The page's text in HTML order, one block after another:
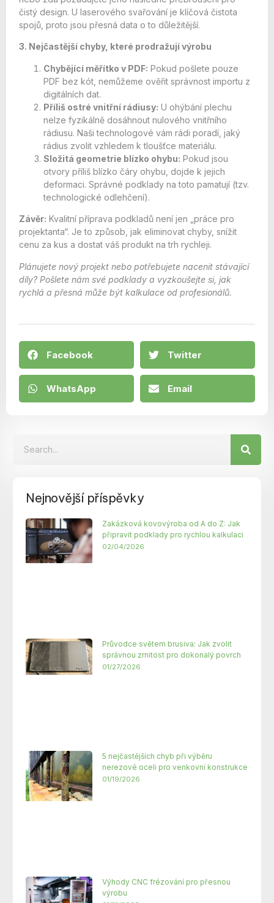
čistý design. U laserového svařování je klíčová čistota
spojů, proto jsou přesná data o to důležitější.
3. Nejčastější chyby, které prodražují výrobu
Chybějící měřítko v PDF: Pokud pošlete pouze
PDF bez kót, nemůžeme ověřit správnost importu z
digitálních dat.
Příliš ostré vnitřní rádiusy: U ohýbání plechu
nelze fyzikálně dosáhnout nulového vnitřního
rádiusu. Naši technologové vám rádi poradí, jaký
rádius zvolit vzhledem k tloušťce materiálu.
Složitá geometrie blízko ohybu: Pokud jsou
otvory příliš blízko čáry ohybu, dojde k jejich
deformaci. Správné podklady na toto pamatují (tzv.
technologické odlehčení).
Závěr: Kvalitní příprava podkladů není jen „práce pro
projektanta“. Je to způsob, jak eliminovat chyby, snížit
cenu za kus a dostat váš produkt na trh rychleji.
Plánujete nový projekt nebo potřebujete nacenit stávající
díly? Pošlete nám své podklady a vyzkoušejte si, jak
rychlá a přesná může být kalkulace od profesionálů.
Facebook Twitter
WhatsApp Email
Nejnovější příspěvky
Zakázková kovovýroba od A do Z: Jak
připravit podklady pro rychlou kalkulaci
02/04/2026
Průvodce světem brusiva: Jak zvolit
správnou zrnitost pro dokonalý povrch
01/27/2026
5 nejčastějších chyb při výběru
nerezové oceli pro venkovní konstrukce
01/19/2026
Výhody CNC frézování pro přesnou
výrobu